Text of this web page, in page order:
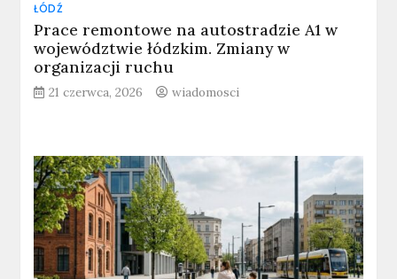
ŁÓDŹ
Prace remontowe na autostradzie A1 w
województwie łódzkim. Zmiany w
organizacji ruchu
21 czerwca, 2026 wiadomosci